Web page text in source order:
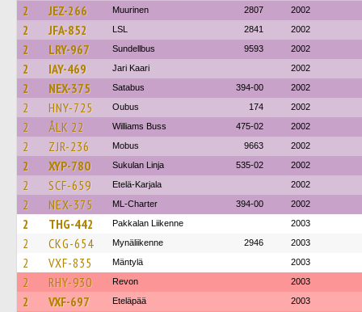
2 JEZ-266 Muurinen 2807 2002
2 JFA-852 LSL 2841 2002
2 LRY-967 Sundellbus 9593 2002
2 IAY-469 Jari Kaari 2002
2 NEX-375 Satabus 394-00 2002
2 HNY-725 Oubus 174 2002
2 ÅLK 22 Williams Buss 475-02 2002
2 ZJR-236 Mobus 9663 2002
2 XYP-780 Sukulan Linja 535-02 2002
2 SCF-659 Etelä-Karjala 2002
2 NEX-375 ML-Charter 394-00 2002
2 THG-442 Pakkalan Liikenne 2003
2 CKG-654 Mynäliikenne 2946 2003
2 VXF-835 Mäntylä 2003
2 RHY-930 Revon 2003
2 VXF-697 Eteläpää 2003